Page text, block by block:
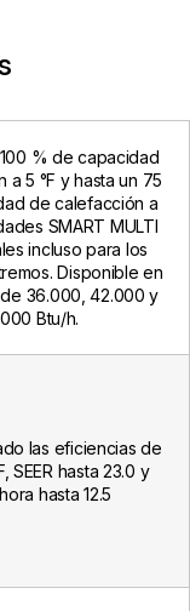
% de capacidad
a 5 °F y hasta un 75
de calefacción a
SMART MULTI
incluso para los
Disponible en
36.000, 42.000 y
Btu/h.
las eficiencias de
SEER hasta 23.0 y
hasta 12.5